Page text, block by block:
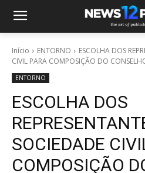
Início ENTORNO
ESCOLHA DOS
CIVIL PARA COMPOSIÇÃO DO
ENTORNO
ESCOLHA DOS
SOCIEDADE
COMPOSIÇÃO